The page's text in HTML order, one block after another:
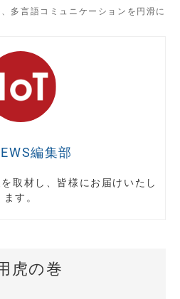
多言語コミュニケーションを円滑に
編集部
取材し、皆様にお届けいたし
ます。
虎の巻